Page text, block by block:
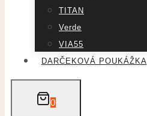
TITAN
Verde
VIA55
DARČEKOVÁ POUKÁŽKA
0